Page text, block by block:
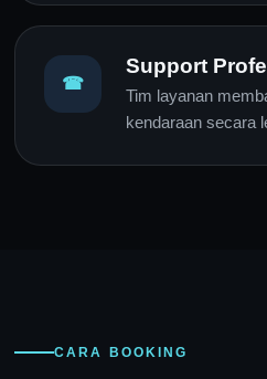
☎
Support
Tim layanan
kendaraan secara
CARA BOOKING